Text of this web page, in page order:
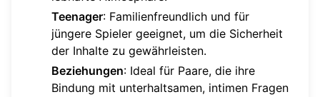
Teenager: Familienfreundlich und für
jüngere Spieler geeignet, um die Sicherheit
der Inhalte zu gewährleisten.
Beziehungen: Ideal für Paare, die ihre
Bindung mit unterhaltsamen, intimen Fragen